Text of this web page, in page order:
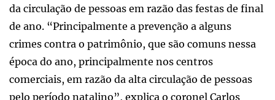
da circulação de pessoas em razão das festas de final
de ano. “Principalmente a prevenção a alguns
crimes contra o patrimônio, que são comuns nessa
época do ano, principalmente nos centros
comerciais, em razão da alta circulação de pessoas
pelo período natalino”, explica o coronel Carlos